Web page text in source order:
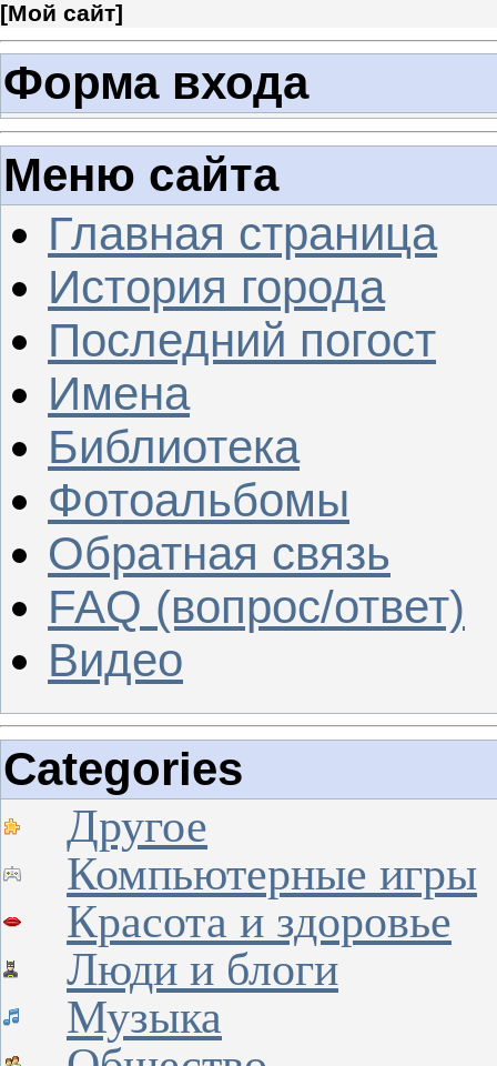
[Мой сайт]
Форма входа
Меню сайта
Главная страница
История города
Последний погост
Имена
Библиотека
Фотоальбомы
Обратная связь
FAQ (вопрос/ответ)
Видео
Categories
Другое
Компьютерные игры
Красота и здоровье
Люди и блоги
Музыка